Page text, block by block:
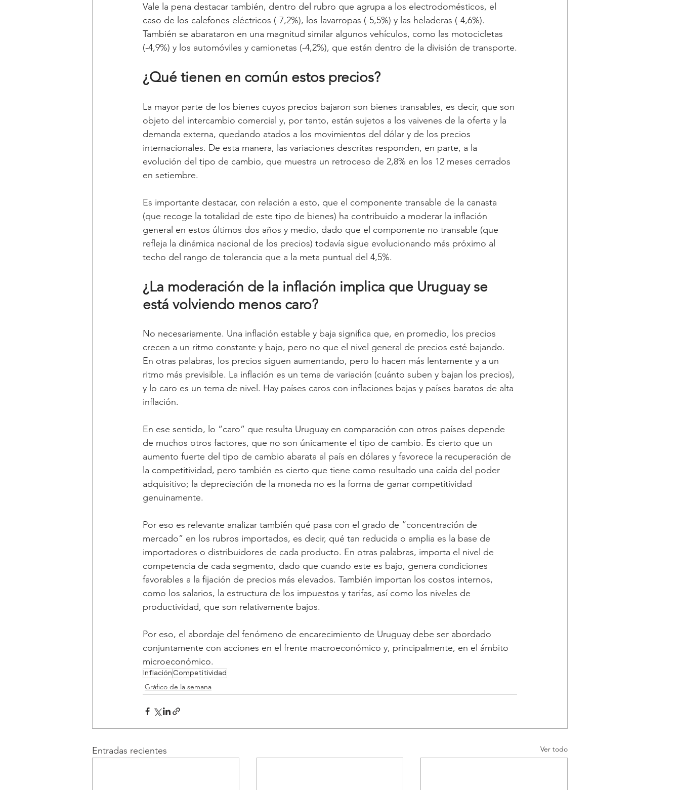
Vale la pena destacar también, dentro del rubro que agrupa a los electrodomésticos, el
caso de los calefones eléctricos (-7,2%), los lavarropas (-5,5%) y las heladeras (-4,6%).
También se abarataron en una magnitud similar algunos vehículos, como las motocicletas
(-4,9%) y los automóviles y camionetas (-4,2%), que están dentro de la división de transporte.
¿Qué tienen en común estos precios?
La mayor parte de los bienes cuyos precios bajaron son bienes transables, es decir, que son
objeto del intercambio comercial y, por tanto, están sujetos a los vaivenes de la oferta y la
demanda externa, quedando atados a los movimientos del dólar y de los precios
internacionales. De esta manera, las variaciones descritas responden, en parte, a la
evolución del tipo de cambio, que muestra un retroceso de 2,8% en los 12 meses cerrados
en setiembre.
Es importante destacar, con relación a esto, que el componente transable de la canasta
(que recoge la totalidad de este tipo de bienes) ha contribuido a moderar la inflación
general en estos últimos dos años y medio, dado que el componente no transable (que
refleja la dinámica nacional de los precios) todavía sigue evolucionando más próximo al
techo del rango de tolerancia que a la meta puntual del 4,5%.
¿La moderación de la inflación implica que Uruguay se
está volviendo menos caro?
No necesariamente. Una inflación estable y baja significa que, en promedio, los precios
crecen a un ritmo constante y bajo, pero no que el nivel general de precios esté bajando.
En otras palabras, los precios siguen aumentando, pero lo hacen más lentamente y a un
ritmo más previsible. La inflación es un tema de variación (cuánto suben y bajan los precios),
y lo caro es un tema de nivel. Hay países caros con inflaciones bajas y países baratos de alta
inflación.
En ese sentido, lo “caro” que resulta Uruguay en comparación con otros países depende
de muchos otros factores, que no son únicamente el tipo de cambio. Es cierto que un
aumento fuerte del tipo de cambio abarata al país en dólares y favorece la recuperación de
la competitividad, pero también es cierto que tiene como resultado una caída del poder
adquisitivo; la depreciación de la moneda no es la forma de ganar competitividad
genuinamente.
Por eso es relevante analizar también qué pasa con el grado de “concentración de
mercado” en los rubros importados, es decir, qué tan reducida o amplia es la base de
importadores o distribuidores de cada producto. En otras palabras, importa el nivel de
competencia de cada segmento, dado que cuando este es bajo, genera condiciones
favorables a la fijación de precios más elevados. También importan los costos internos,
como los salarios, la estructura de los impuestos y tarifas, así como los niveles de
productividad, que son relativamente bajos.
Por eso, el abordaje del fenómeno de encarecimiento de Uruguay debe ser abordado
conjuntamente con acciones en el frente macroeconómico y, principalmente, en el ámbito
microeconómico.
Inflación Competitividad
Gráfico de la semana
Entradas recientes Ver todo